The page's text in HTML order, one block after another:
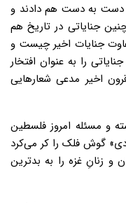
دست به دست هم دادند و
جنایاتی در تاریخ هم
جنایات اخیر چیست و
را به عنوان افتخار
اخیر مدعی شعارهایی
و مسئله امروز فلسطین
گوش فلک را کر می‌کرد
و زنانِ غزه را به بدترین